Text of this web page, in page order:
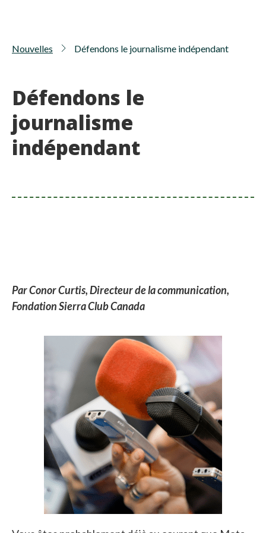
Nouvelles Défendons le journalisme indépendant
Défendons le
journalisme
indépendant
Par Conor Curtis, Directeur de la communication,
Fondation Sierra Club Canada